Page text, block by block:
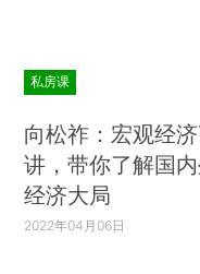
私房课
向松祚：宏观经
讲，带你了解国
经济大局
2022年04月06日